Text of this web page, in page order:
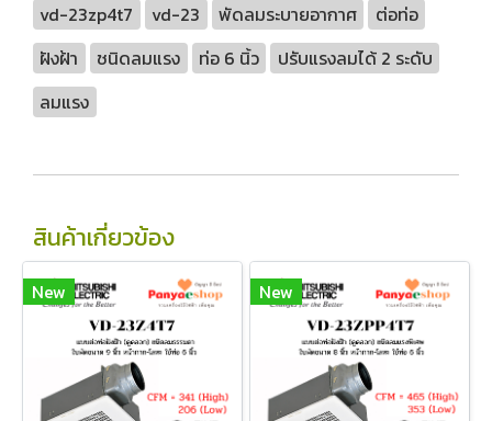
vd-23zp4t7 vd-23 พัดลมระบายอากาศ
ต่อท่อ
ฝังฝ้า
ชนิดลมแรง ท่อ 6 นิ้ว
ปรับแรงลมได้ 2 ระดับ
ลมแรง
สินค้าเกี่ยวข้อง
New New